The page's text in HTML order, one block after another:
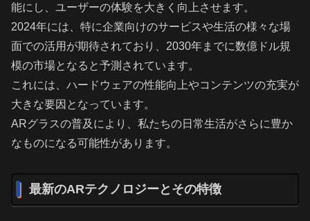
能にし、ユーザーの体験を大きく向上させます。
2024年には、特に企業向けのサービスや生活の様々な場
面での活用が期待されており、2030年までに数億ドル規
模の市場となると予測されています。
これには、ハードウェアの性能向上やコンテンツの充実が
大きな要因となっています。
ARグラスの普及により、私たちの日常生活がさらに豊か
なものになる可能性があります。
最新のARテクノロジーとその特徴